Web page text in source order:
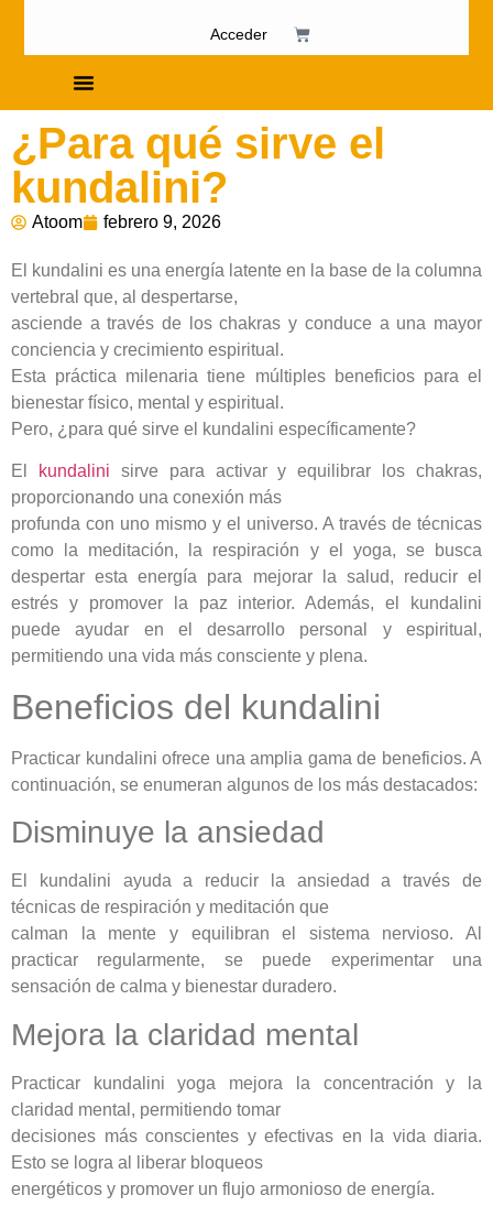
Acceder
¿Para qué sirve el
kundalini?
Atoom febrero 9, 2026
El kundalini es una energía latente en la base de la columna
vertebral que, al despertarse,
asciende a través de los chakras y conduce a una mayor
conciencia y crecimiento espiritual.
Esta práctica milenaria tiene múltiples beneficios para el
bienestar físico, mental y espiritual.
Pero, ¿para qué sirve el kundalini específicamente?
El kundalini sirve para activar y equilibrar los chakras,
proporcionando una conexión más
profunda con uno mismo y el universo. A través de técnicas
como la meditación, la respiración y el yoga, se busca
despertar esta energía para mejorar la salud, reducir el
estrés y promover la paz interior. Además, el kundalini
puede ayudar en el desarrollo personal y espiritual,
permitiendo una vida más consciente y plena.
Beneficios del kundalini
Practicar kundalini ofrece una amplia gama de beneficios. A
continuación, se enumeran algunos de los más destacados:
Disminuye la ansiedad
El kundalini ayuda a reducir la ansiedad a través de
técnicas de respiración y meditación que
calman la mente y equilibran el sistema nervioso. Al
practicar regularmente, se puede experimentar una
sensación de calma y bienestar duradero.
Mejora la claridad mental
Practicar kundalini yoga mejora la concentración y la
claridad mental, permitiendo tomar
decisiones más conscientes y efectivas en la vida diaria.
Esto se logra al liberar bloqueos
energéticos y promover un flujo armonioso de energía.